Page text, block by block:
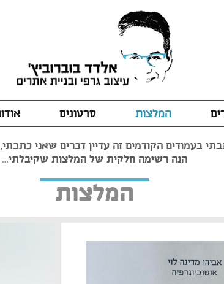
המלצות סרטונים
בעמודים הקודמים זה עדיין דברים שאני
הנה רשימה חלקית של המלצות שקיבלתי…
המלצות